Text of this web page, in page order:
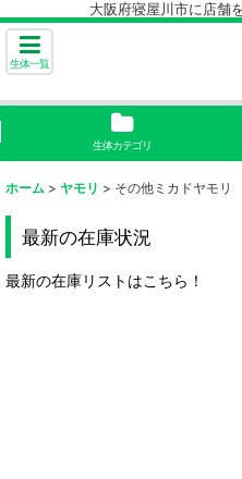
大阪府寝屋川市に店舗をオー
生体一覧
生体カテゴリ
ホーム > ヤモリ > その他ミカドヤモリ
最新の在庫状況
最新の在庫リストはこちら！